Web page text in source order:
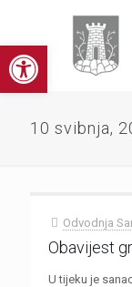
Open toolbar
10 svibnja,
Odvodnja
Obavijest
U tijeku je